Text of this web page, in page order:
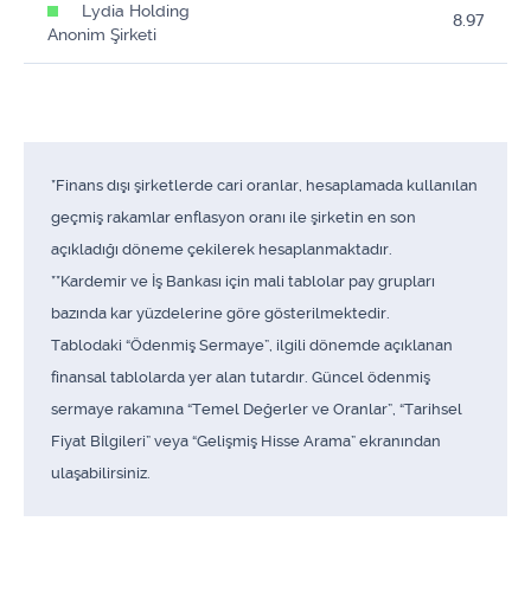
Lydia Holding
Anonim Şirketi
8.97
*Finans dışı şirketlerde cari oranlar, hesaplamada kullanılan
geçmiş rakamlar enflasyon oranı ile şirketin en son
açıkladığı döneme çekilerek hesaplanmaktadır.
**Kardemir ve İş Bankası için mali tablolar pay grupları
bazında kar yüzdelerine göre gösterilmektedir.
Tablodaki “Ödenmiş Sermaye”, ilgili dönemde açıklanan
finansal tablolarda yer alan tutardır. Güncel ödenmiş
sermaye rakamına “Temel Değerler ve Oranlar”, “Tarihsel
Fiyat Bİlgileri” veya “Gelişmiş Hisse Arama” ekranından
ulaşabilirsiniz.